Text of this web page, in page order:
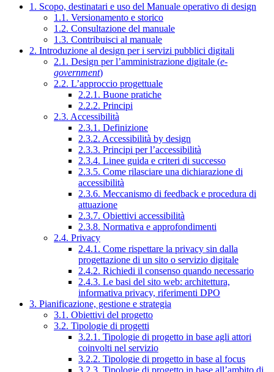
1. Scopo, destinatari e uso del Manuale operativo di design
1.1. Versionamento e storico
1.2. Consultazione del manuale
1.3. Contribuisci al manuale
2. Introduzione al design per i servizi pubblici digitali
2.1. Design per l’amministrazione digitale (e-
government)
2.2. L’approccio progettuale
2.2.1. Buone pratiche
2.2.2. Principi
2.3. Accessibilità
2.3.1. Definizione
2.3.2. Accessibilità by design
2.3.3. Principi per l’accessibilità
2.3.4. Linee guida e criteri di successo
2.3.5. Come rilasciare una dichiarazione di
accessibilità
2.3.6. Meccanismo di feedback e procedura di
attuazione
2.3.7. Obiettivi accessibilità
2.3.8. Normativa e approfondimenti
2.4. Privacy
2.4.1. Come rispettare la privacy sin dalla
progettazione di un sito o servizio digitale
2.4.2. Richiedi il consenso quando necessario
2.4.3. Le basi del sito web: architettura,
informativa privacy, riferimenti DPO
3. Pianificazione, gestione e strategia
3.1. Obiettivi del progetto
3.2. Tipologie di progetti
3.2.1. Tipologie di progetto in base agli attori
coinvolti nel servizio
3.2.2. Tipologie di progetto in base al focus
3.2.3. Tipologie di progetto in base all’ambito di